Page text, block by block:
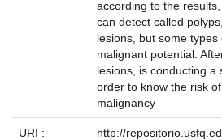
according to the
can detect called
lesions, but some
malignant potential.
lesions, is conducting a
order to know the risk
malignancy
URI : http://